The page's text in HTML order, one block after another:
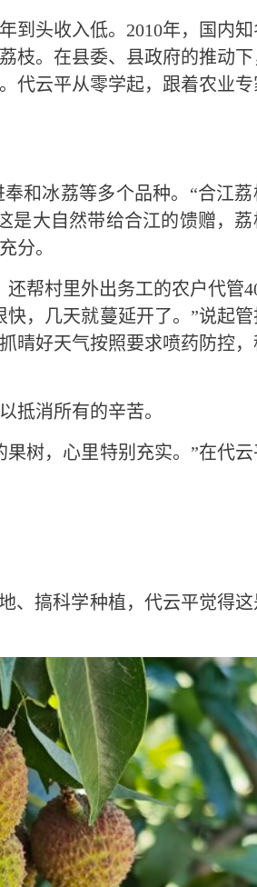
到头收入低。2010年，国内
枝。在县委、县政府的推动
代云平从零学起，跟着农业
和冰荔等多个品种。“合江
是大自然带给合江的馈赠，
分。
帮村里外出务工的农户代管
，几天就蔓延开了。”说起
晴好天气按照要求喷药防控
抵消所有的辛苦。
树，心里特别充实。”在代
、搞科学种植，代云平觉得